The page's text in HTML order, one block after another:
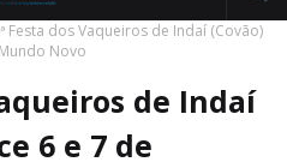
Festa dos Vaqueiros de Indaí (Covão)
Novo
de Indaí
6 e 7 de